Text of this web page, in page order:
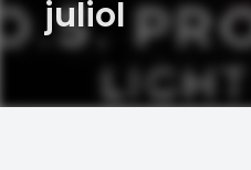
juliol